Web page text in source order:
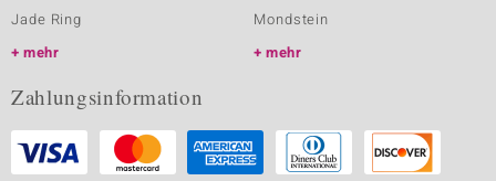
Jade Ring
mehr
Mondstein
mehr
Zahlungsinformation